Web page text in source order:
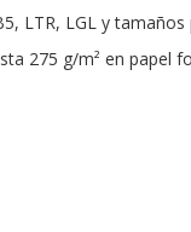
LTR, LGL y
275 g/m² en papel